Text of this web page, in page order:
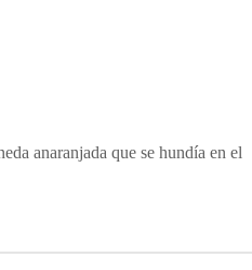
anaranjada que se hundía en el